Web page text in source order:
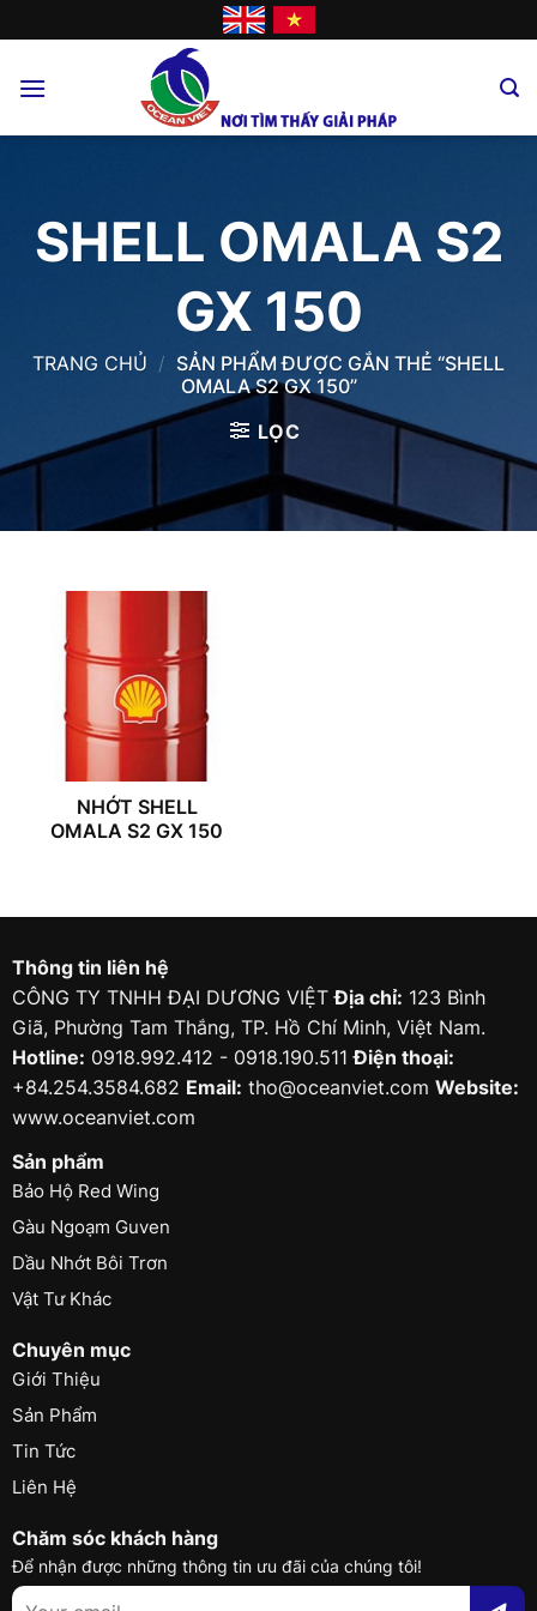
to
SHELL OMALA S2
GX 150
TRANG CHỦ / SẢN PHẨM ĐƯỢC GẮN THẺ “SHELL
OMALA S2 GX 150”
LỌC
NHỚT SHELL
OMALA S2 GX 150
Thông tin liên hệ
CÔNG TY TNHH ĐẠI DƯƠNG VIỆTĐịa chỉ: 123 Bình
Giã, Phường Tam Thắng, TP. Hồ Chí Minh, Việt Nam.
Hotline: 0918.992.412 - 0918.190.511Điện thoại:
+84.254.3584.682 Email: tho@oceanviet.com Website:
www.oceanviet.com
Sản phẩm
Bảo Hộ Red Wing
Gàu Ngoạm Guven
Dầu Nhớt Bôi Trơn
Vật Tư Khác
Chuyên mục
Giới Thiệu
Sản Phẩm
Tin Tức
Liên Hệ
Chăm sóc khách hàng
Để nhận được những thông tin ưu đãi của chúng tôi!